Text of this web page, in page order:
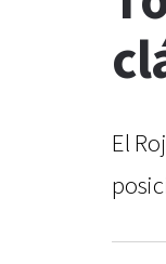
El